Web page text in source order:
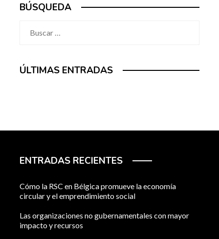
BÚSQUEDA
ÚLTIMAS ENTRADAS
ENTRADAS RECIENTES
Cómo la RSC en Bélgica promueve la economía
circular y el emprendimiento social
Las organizaciones no gubernamentales con mayor
impacto y recursos